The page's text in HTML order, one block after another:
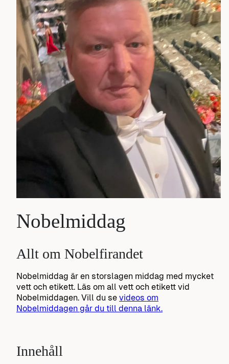
Nobelmiddag
Allt om Nobelfirandet
Nobelmiddag är en storslagen middag med mycket
vett och etikett. Läs om all vett och etikett vid
Nobelmiddagen. Vill du se videos om
Nobelmiddagen går du till denna länk.
Innehåll